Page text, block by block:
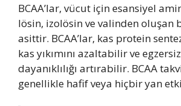
BCAA’lar, vücut için esansiyel
lösin, izolösin ve valinden oluşan
asittir. BCAA’lar, kas protein
kas yıkımını azaltabilir ve
dayanıklılığı artırabilir. BCAA
genellikle hafif veya hiçbir yan